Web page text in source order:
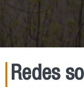
Redes